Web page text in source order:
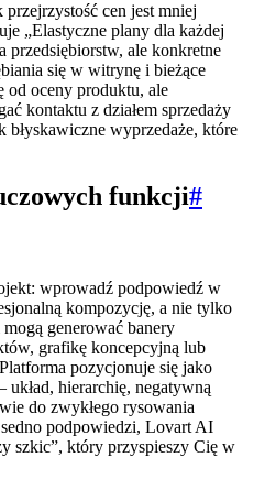
cen jest mniej
„Elastyczne plany dla każdej
przedsiębiorstw, ale konkretne
się w witrynę i bieżące
od oceny produktu, ale
kontaktu z działem sprzedaży
wyprzedaże, które
funkcji#
wprowadź podpowiedź w
kompozycję, a nie tylko
generować banery
grafikę koncepcyjną lub
pozycjonuje się jako
hierarchię, negatywną
do zwykłego rysowania
podpowiedzi, Lovart AI
szkic”, który przyspieszy Cię w